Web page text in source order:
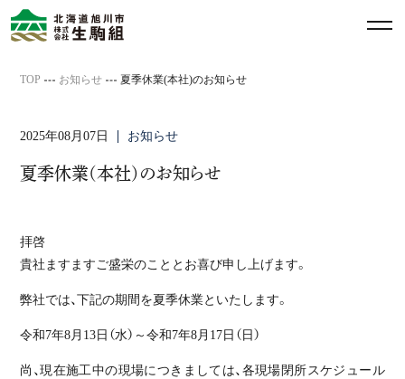
TOP お知らせ 夏季休業(本社)のお知らせ
2025年08月07日 お知らせ
夏季休業(本社)のお知らせ
拝啓
貴社ますますご盛栄のこととお喜び申し上げます。
弊社では、下記の期間を夏季休業といたします。
令和7年8月13日（水）～令和7年8月17日（日）
尚、現在施工中の現場につきましては、各現場閉所スケジュール